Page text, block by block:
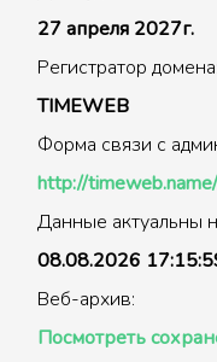
27 апреля 2027г.
Регистратор домена:
TIMEWEB
Форма связи с
http://
Данные актуальны
08.08.2026
Веб-архив:
Посмотреть